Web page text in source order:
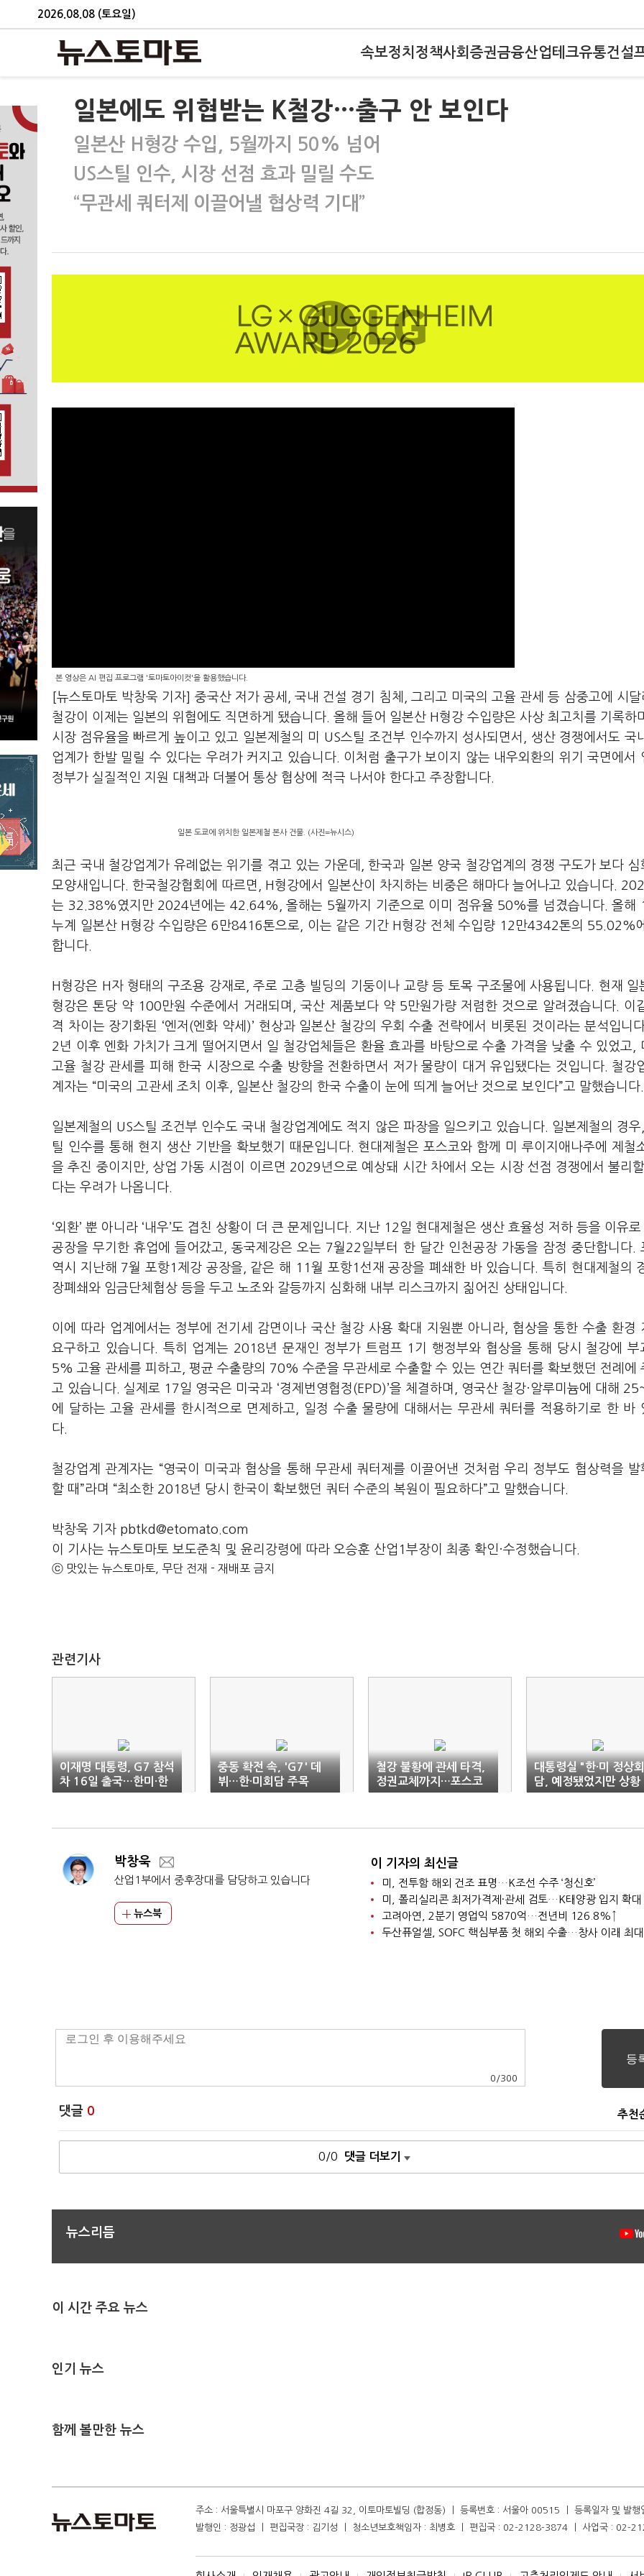
2026.08.08 (토요일)
속보정치 정책사회 증권금융산업테크유통건설
일본에도 위협받는 K철강…출구 안 보인다
일본산 H형강 수입, 5월까지 50% 넘어
US스틸 인수, 시장 선점 효과 밀릴 수도
“무관세 쿼터제 이끌어낼 협상력 기대”
본 영상은 AI 편집 프로그램 '토마토아이컷'을 활용했습니다.
[뉴스토마토 박창욱 기자] 중국산 저가 공세, 국내 건설 경기 침체, 그리고 미국의 고율 관세 등 삼중고에 시달
철강이 이제는 일본의 위협에도 직면하게 됐습니다. 올해 들어 일본산 H형강 수입량은 사상 최고치를 기록하
시장 점유율을 빠르게 높이고 있고 일본제철의 미 US스틸 조건부 인수까지 성사되면서, 생산 경쟁에서도 국
업계가 한발 밀릴 수 있다는 우려가 커지고 있습니다. 이처럼 출구가 보이지 않는 내우외환의 위기 국면에서
정부가 실질적인 지원 대책과 더불어 통상 협상에 적극 나서야 한다고 주장합니다.
일본 도쿄에 위치한 일본제철 본사 건물. (사진=뉴시스)
최근 국내 철강업계가 유례없는 위기를 겪고 있는 가운데, 한국과 일본 양국 철강업계의 경쟁 구도가 보다 심
모양새입니다. 한국철강협회에 따르면, H형강에서 일본산이 차지하는 비중은 해마다 늘어나고 있습니다.
는 32.38%였지만 2024년에는 42.64%, 올해는 5월까지 기준으로 이미 점유율 50%를 넘겼습니다. 올해
누계 일본산 H형강 수입량은 6만8416톤으로, 이는 같은 기간 H형강 전체 수입량 12만4342톤의 55.02%
합니다.
H형강은 H자 형태의 구조용 강재로, 주로 고층 빌딩의 기둥이나 교량 등 토목 구조물에 사용됩니다. 현재 일
형강은 톤당 약 100만원 수준에서 거래되며, 국산 제품보다 약 5만원가량 저렴한 것으로 알려졌습니다. 이
격 차이는 장기화된 ‘엔저(엔화 약세)’ 현상과 일본산 철강의 우회 수출 전략에서 비롯된 것이라는 분석입니
2년 이후 엔화 가치가 크게 떨어지면서 일 철강업체들은 환율 효과를 바탕으로 수출 가격을 낮출 수 있었고,
고율 철강 관세를 피해 한국 시장으로 수출 방향을 전환하면서 저가 물량이 대거 유입됐다는 것입니다. 철강
계자는 “미국의 고관세 조치 이후, 일본산 철강의 한국 수출이 눈에 띄게 늘어난 것으로 보인다”고 말했습니
일본제철의 US스틸 조건부 인수도 국내 철강업계에도 적지 않은 파장을 일으키고 있습니다. 일본제철의 경우
틸 인수를 통해 현지 생산 기반을 확보했기 때문입니다. 현대제철은 포스코와 함께 미 루이지애나주에 제철
을 추진 중이지만, 상업 가동 시점이 이르면 2029년으로 예상돼 시간 차에서 오는 시장 선점 경쟁에서 불리
다는 우려가 나옵니다.
‘외환’ 뿐 아니라 ‘내우’도 겹친 상황이 더 큰 문제입니다. 지난 12일 현대제철은 생산 효율성 저하 등을 이유
공장을 무기한 휴업에 들어갔고, 동국제강은 오는 7월22일부터 한 달간 인천공장 가동을 잠정 중단합니다.
역시 지난해 7월 포항1제강 공장을, 같은 해 11월 포항1선재 공장을 폐쇄한 바 있습니다. 특히 현대제철의
장폐쇄와 임금단체협상 등을 두고 노조와 갈등까지 심화해 내부 리스크까지 짊어진 상태입니다.
이에 따라 업계에서는 정부에 전기세 감면이나 국산 철강 사용 확대 지원뿐 아니라, 협상을 통한 수출 환경
요구하고 있습니다. 특히 업계는 2018년 문재인 정부가 트럼프 1기 행정부와 협상을 통해 당시 철강에 부
5% 고율 관세를 피하고, 평균 수출량의 70% 수준을 무관세로 수출할 수 있는 연간 쿼터를 확보했던 전례에
고 있습니다. 실제로 17일 영국은 미국과 ‘경제번영협정(EPD)’을 체결하며, 영국산 철강·알루미늄에 대해
에 달하는 고율 관세를 한시적으로 면제하고, 일정 수출 물량에 대해서는 무관세 쿼터를 적용하기로 한 바
다.
철강업계 관계자는 “영국이 미국과 협상을 통해 무관세 쿼터제를 이끌어낸 것처럼 우리 정부도 협상력을 발
할 때”라며 “최소한 2018년 당시 한국이 확보했던 쿼터 수준의 복원이 필요하다”고 말했습니다.
박창욱 기자 pbtkd@etomato.com
이 기사는 뉴스토마토 보도준칙 및 윤리강령에 따라 오승훈 산업1부장이 최종 확인·수정했습니다.
ⓒ 맛있는 뉴스토마토, 무단 전재 - 재배포 금지
관련기사
이재명 대통령, G7 참석
차 16일 출국…한미·한
일 회담 조율
중동 확전 속, 'G7' 데
뷔…한·미회담 주목
철강 불황에 관세 타격,
정권교체까지…포스코
‘뒤숭숭’
대통령실 "한·미 정상회
담, 예정됐었지만 상황
확인 중"
박창욱
산업1부에서 중후장대를 담당하고 있습니다
뉴스북
이 기자의 최신글
미, 전투함 해외 건조 표명…K조선 수주 ‘청신호’
미, 폴리실리콘 최저가격제·관세 검토…K태양광 입지 확대
고려아연, 2분기 영업익 5870억…전년비 126.8%↑
두산퓨얼셀, SOFC 핵심부품 첫 해외 수출…창사 이래 최
0 /300
댓글 0 추천
0/0 댓글 더보기
뉴스리듬
이 시간 주요 뉴스
인기 뉴스
함께 볼만한 뉴스
주소 : 서울특별시 마포구 양화진 4길 32, 이토마토빌딩 (합정동) ㅣ 등록번호 : 서울아 00515 ㅣ 등록일자 및 발
발행인 : 정광섭 ㅣ 편집국장 : 김기성 ㅣ 청소년보호책임자 : 최병호 ㅣ 편집국 : 02-2128-3874 ㅣ 사업국 : 02-